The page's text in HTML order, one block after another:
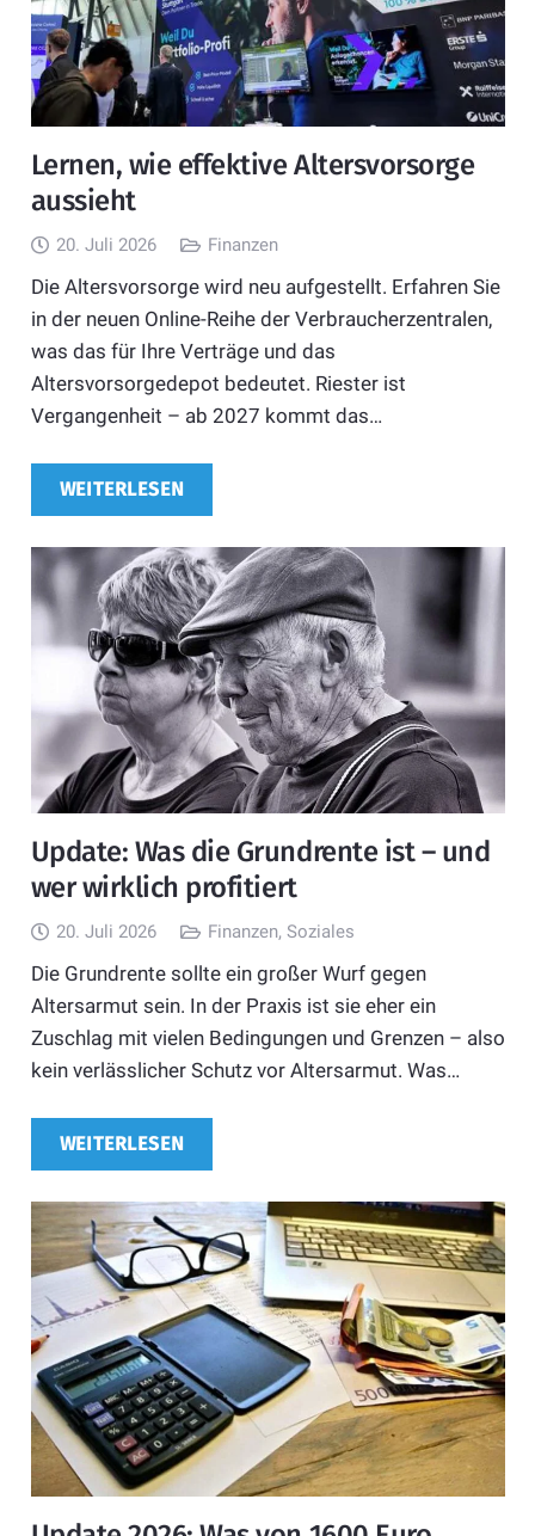
Lernen, wie effektive Altersvorsorge
aussieht
20. Juli 2026 Finanzen
Die Altersvorsorge wird neu aufgestellt. Erfahren Sie
in der neuen Online-Reihe der Verbraucherzentralen,
was das für Ihre Verträge und das
Altersvorsorgedepot bedeutet. Riester ist
Vergangenheit – ab 2027 kommt das…
WEITERLESEN
Update: Was die Grundrente ist – und
wer wirklich profitiert
20. Juli 2026 Finanzen,Soziales
Die Grundrente sollte ein großer Wurf gegen
Altersarmut sein. In der Praxis ist sie eher ein
Zuschlag mit vielen Bedingungen und Grenzen – also
kein verlässlicher Schutz vor Altersarmut. Was…
WEITERLESEN